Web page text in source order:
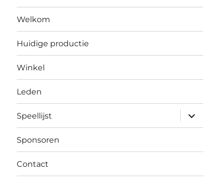
Welkom
Huidige productie
Winkel
Leden
Speellijst
Sponsoren
Contact